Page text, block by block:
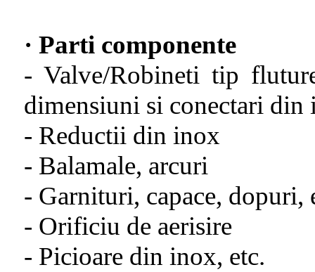
· Parti componente
- Valve/Robineti tip
dimensiuni si conectari din
- Reductii din inox
- Balamale, arcuri
- Garnituri, capace, dopuri,
- Orificiu de aerisire
- Picioare din inox, etc.